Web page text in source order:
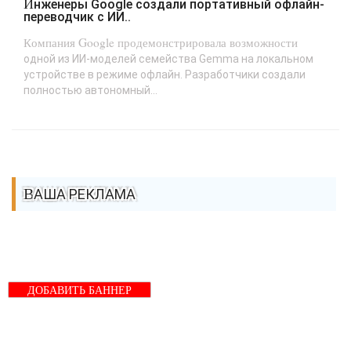
Инженеры Google создали портативный офлайн-
переводчик с ИИ..
Компания Google продемонстрировала возможности
одной из ИИ-моделей семейства Gemma на локальном
устройстве в режиме офлайн. Разработчики создали
полностью автономный...
ВАША РЕКЛАМА
ДОБАВИТЬ БАННЕР